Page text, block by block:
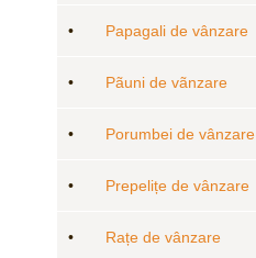
• Papagali de vânzare
• Pãuni de vãnzare
• Porumbei de vânzare
• Prepelițe de vânzare
• Rațe de vânzare